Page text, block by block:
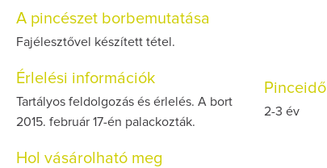
A pincészet borbemutatása
Fajélesztővel készített tétel.
Érlelési információk
Tartályos feldolgozás és érlelés. A bort
2015. február 17-én palackozták.
Pinceidő
2-3 év
Hol vásárolható meg